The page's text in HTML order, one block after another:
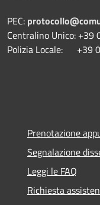
PEC:
Centralino Unico: +39
Polizia Locale: +39
Prenotazione
Segnalazione
Leggi le FAQ
Richiesta